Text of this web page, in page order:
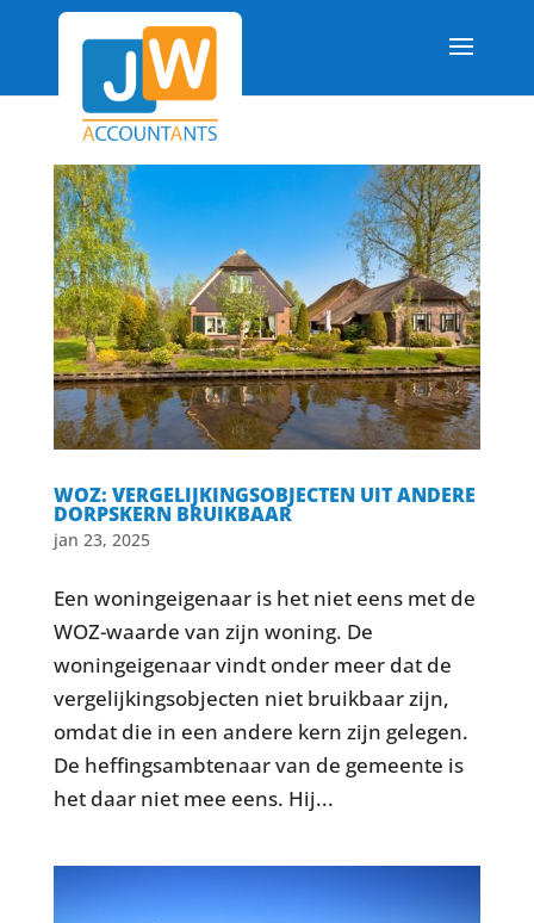
WOZ: VERGELIJKINGSOBJECTEN UIT ANDERE
DORPSKERN BRUIKBAAR
jan 23, 2025
Een woningeigenaar is het niet eens met de
WOZ-waarde van zijn woning. De
woningeigenaar vindt onder meer dat de
vergelijkingsobjecten niet bruikbaar zijn,
omdat die in een andere kern zijn gelegen.
De heffingsambtenaar van de gemeente is
het daar niet mee eens. Hij...